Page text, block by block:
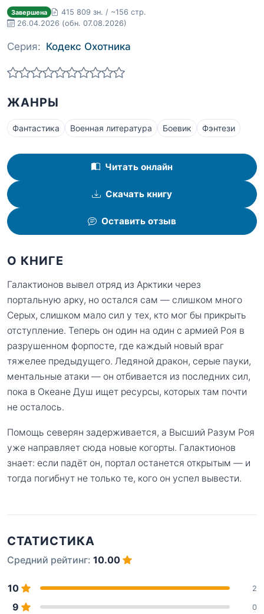
Завершена
415 809 зн. / ~156 стр.
26.04.2026 (обн. 07.08.2026)
Серия: Кодекс Охотника
ЖАНРЫ
Фантастика Военная литература Боевик Фэнтези
Читать онлайн
Скачать книгу
Оставить отзыв
О КНИГЕ
Галактионов вывел отряд из Арктики через
портальную арку, но остался сам — слишком много
Серых, слишком мало сил у тех, кто мог бы прикрыть
отступление. Теперь он один на один с армией Роя в
разрушенном форпосте, где каждый новый враг
тяжелее предыдущего. Ледяной дракон, серые пауки,
ментальные атаки — он отбивается из последних сил,
пока в Океане Душ ищет ресурсы, которых там почти
не осталось.
Помощь северян задерживается, а Высший Разум Роя
уже направляет сюда новые когорты. Галактионов
знает: если падёт он, портал останется открытым — и
тогда погибнут не только те, кого он успел вывести.
СТАТИСТИКА
Средний рейтинг: 10.00
10 2
9 0